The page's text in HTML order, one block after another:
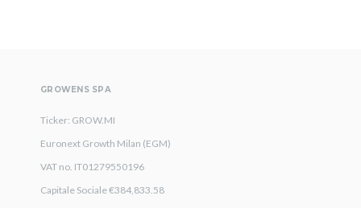
GROWENS SPA
Ticker: GROW.MI
Euronext Growth Milan (EGM)
VAT no. IT01279550196
Capitale Sociale €384,833.58